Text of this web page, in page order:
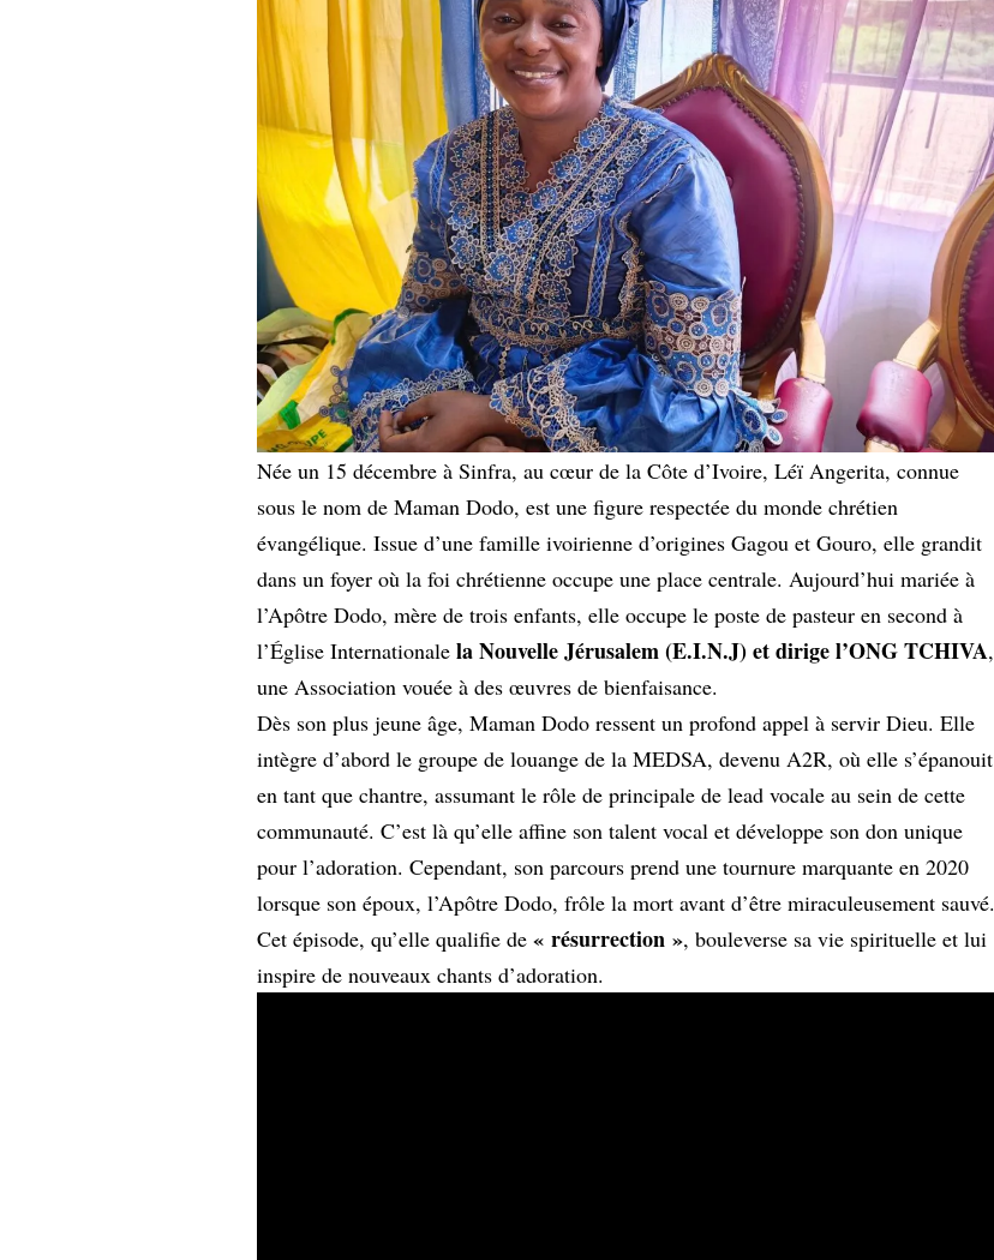
Née un 15 décembre à Sinfra, au cœur de la Côte d’Ivoire, Léï Angerita, connue
sous le nom de Maman Dodo, est une figure respectée du monde chrétien
évangélique. Issue d’une famille ivoirienne d’origines Gagou et Gouro, elle grandit
dans un foyer où la foi chrétienne occupe une place centrale. Aujourd’hui mariée à
l’Apôtre Dodo, mère de trois enfants, elle occupe le poste de pasteur en second à
l’Église Internationalela Nouvelle Jérusalem (E.I.N.J) et dirige l’ONG TCHIVA,
une Association vouée à des œuvres de bienfaisance.
Dès son plus jeune âge, Maman Dodo ressent un profond appel à servir Dieu. Elle
intègre d’abord le groupe de louange de la MEDSA, devenu A2R, où elle s’épanouit
en tant que chantre, assumant le rôle de principale de lead vocale au sein de cette
communauté. C’est là qu’elle affine son talent vocal et développe son don unique
pour l’adoration. Cependant, son parcours prend une tournure marquante en 2020
lorsque son époux, l’Apôtre Dodo, frôle la mort avant d’être miraculeusement sauvé.
Cet épisode, qu’elle qualifie de« résurrection », bouleverse sa vie spirituelle et lui
inspire de nouveaux chants d’adoration.